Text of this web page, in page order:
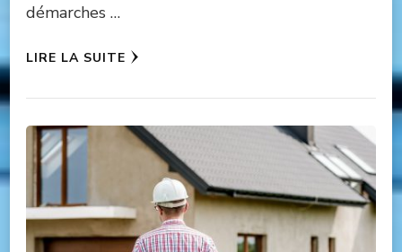
démarches …
LIRE LA SUITE